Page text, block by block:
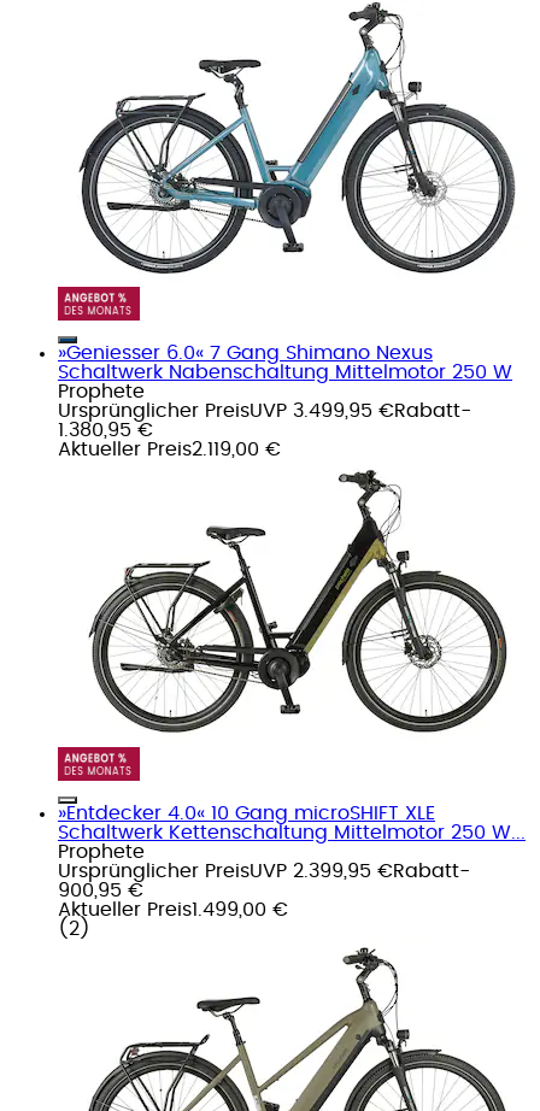
»Geniesser 6.0« 7 Gang Shimano Nexus
Schaltwerk Nabenschaltung Mittelmotor 250 W
Prophete
Ursprünglicher PreisUVP 3.499,95 €Rabatt-
1.380,95 €
Aktueller Preis2.119,00 €
»Entdecker 4.0« 10 Gang microSHIFT XLE
Schaltwerk Kettenschaltung Mittelmotor 250 W...
Prophete
Ursprünglicher PreisUVP 2.399,95 €Rabatt-
900,95 €
Aktueller Preis1.499,00 €
( 2 )